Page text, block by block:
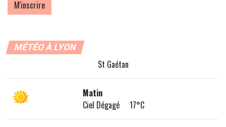
MÉTÉO À LYON
St Gaétan
Matin
Ciel Dégagé 17°C